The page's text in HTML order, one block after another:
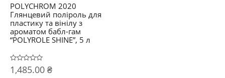
POLYCHROM 2020
Глянцевий поліроль для
пластику та вінілу з
ароматом бабл-гам
“POLYROLE SHINE”, 5 л
Оцінено
в
1,485.00 ₴